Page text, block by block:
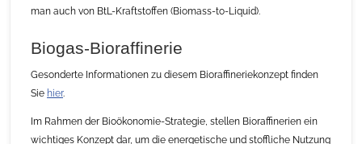
man auch von BtL-Kraftstoffen (Biomass-to-Liquid).
Biogas-Bioraffinerie
Gesonderte Informationen zu diesem Bioraffineriekonzept finden
Sie hier.
Im Rahmen der Bioökonomie-Strategie, stellen Bioraffinerien ein
wichtiges Konzept dar, um die energetische und stoffliche Nutzung